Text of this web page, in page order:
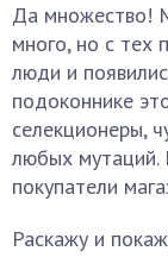
Да множество!
много, но с тех
люди и
подоконнике
селекционеры,
любых мутаций.
покупатели
Раскажу и